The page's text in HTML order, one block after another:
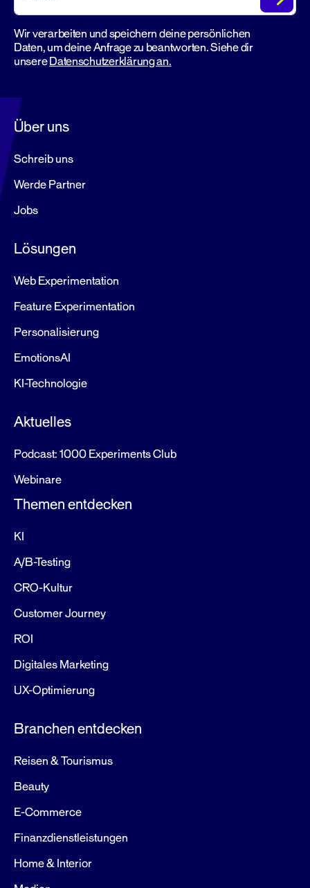
Wir verarbeiten und speichern deine persönlichen
Daten, um deine Anfrage zu beantworten. Siehe dir
unsereDatenschutzerklärung an.
Über uns
Schreib uns
Werde Partner
Jobs
Lösungen
Web Experimentation
Feature Experimentation
Personalisierung
EmotionsAI
KI-Technologie
Aktuelles
Podcast: 1000 Experiments Club
Webinare
Themen entdecken
KI
A/B-Testing
CRO-Kultur
Customer Journey
ROI
Digitales Marketing
UX-Optimierung
Branchen entdecken
Reisen & Tourismus
Beauty
E-Commerce
Finanzdienstleistungen
Home & Interior